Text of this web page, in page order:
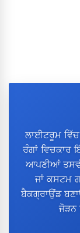
ਲਾਈਟਰੂਮ
ਰੰਗਾਂ ਵਿਚਕਾਰ
ਆਪਣੀਆਂ
ਜਾਂ ਕਸਟਮ
ਬੈਕਗ੍ਰਾਉਂਡ
ਜੋੜਨ